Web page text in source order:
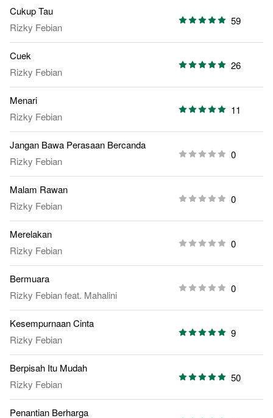
Cukup Tau
Rizky Febian
59
Cuek
Rizky Febian
26
Menari
Rizky Febian
11
Jangan Bawa Perasaan Bercanda
Rizky Febian
0
Malam Rawan
Rizky Febian
0
Merelakan
Rizky Febian
0
Bermuara
Rizky Febianfeat. Mahalini
0
Kesempurnaan Cinta
Rizky Febian
9
Berpisah Itu Mudah
Rizky Febian
50
Penantian Berharga